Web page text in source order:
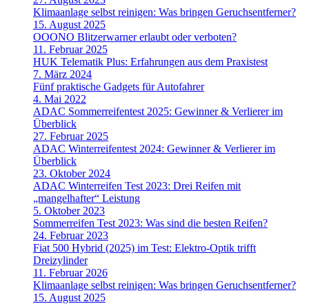
Klimaanlage selbst reinigen: Was bringen Geruchsentferner?
15. August 2025
OOONO Blitzerwarner erlaubt oder verboten?
11. Februar 2025
HUK Telematik Plus: Erfahrungen aus dem Praxistest
7. März 2024
Fünf praktische Gadgets für Autofahrer
4. Mai 2022
ADAC Sommerreifentest 2025: Gewinner & Verlierer im
Überblick
27. Februar 2025
ADAC Winterreifentest 2024: Gewinner & Verlierer im
Überblick
23. Oktober 2024
ADAC Winterreifen Test 2023: Drei Reifen mit
„mangelhafter“ Leistung
5. Oktober 2023
Sommerreifen Test 2023: Was sind die besten Reifen?
24. Februar 2023
Fiat 500 Hybrid (2025) im Test: Elektro-Optik trifft
Dreizylinder
11. Februar 2026
Klimaanlage selbst reinigen: Was bringen Geruchsentferner?
15. August 2025